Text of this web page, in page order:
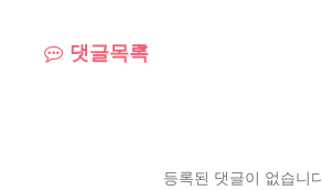
댓글목록
등록된 댓글이 없습니